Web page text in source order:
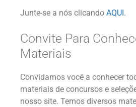
Junte-se a nós clicando AQUI .
Convite Para
Materiais
Convidamos você a conhecer
materiais de concursos e
nosso site. Temos diversos